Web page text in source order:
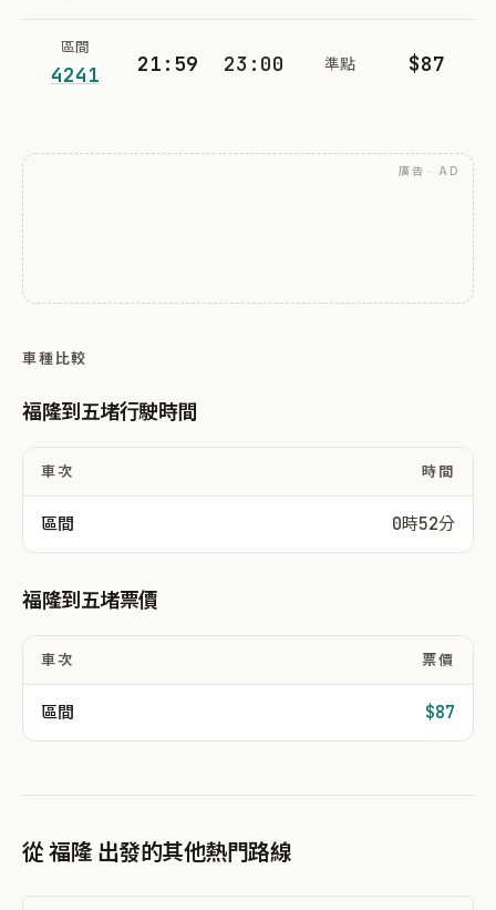
區間
4241 21:59 23:00 準點 $87
廣告 · AD
車種比較
福隆到五堵行駛時間
車次 時間
區間 0時52分
福隆到五堵票價
車次 票價
區間 $87
從 福隆 出發的其他熱門路線